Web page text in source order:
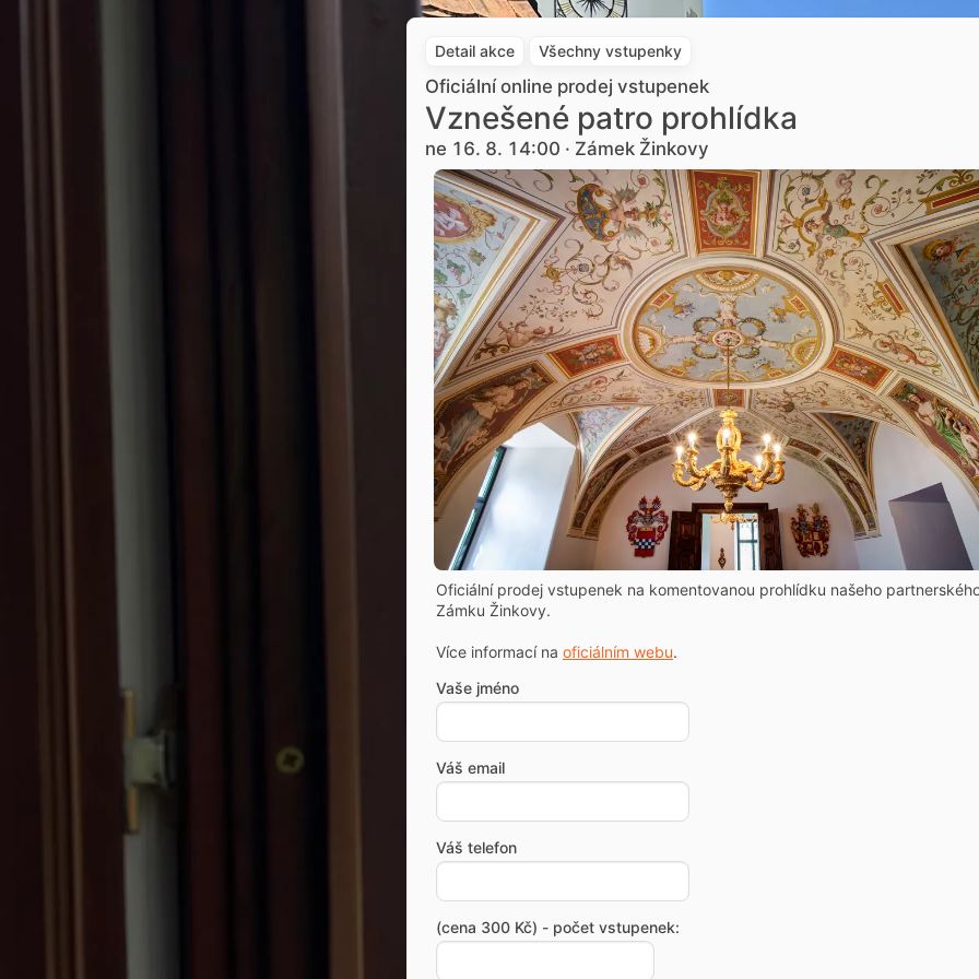
Detail akce Všechny vstupenky
Oficiální online prodej vstupenek
Vznešené patro prohlídka
ne 16. 8. 14:00 · Zámek Žinkovy
Oficiální prodej vstupenek na komentovanou prohlídku našeho
Zámku Žinkovy.
Více informací na oficiálním webu.
Vaše jméno
Váš email
Váš telefon
(cena 300 Kč) - počet vstupenek: